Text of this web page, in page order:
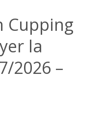
Cupping
la
2026 –